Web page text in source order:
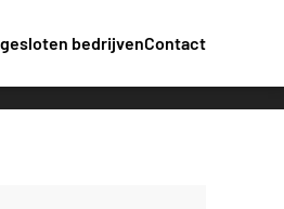
bedrijvenContact